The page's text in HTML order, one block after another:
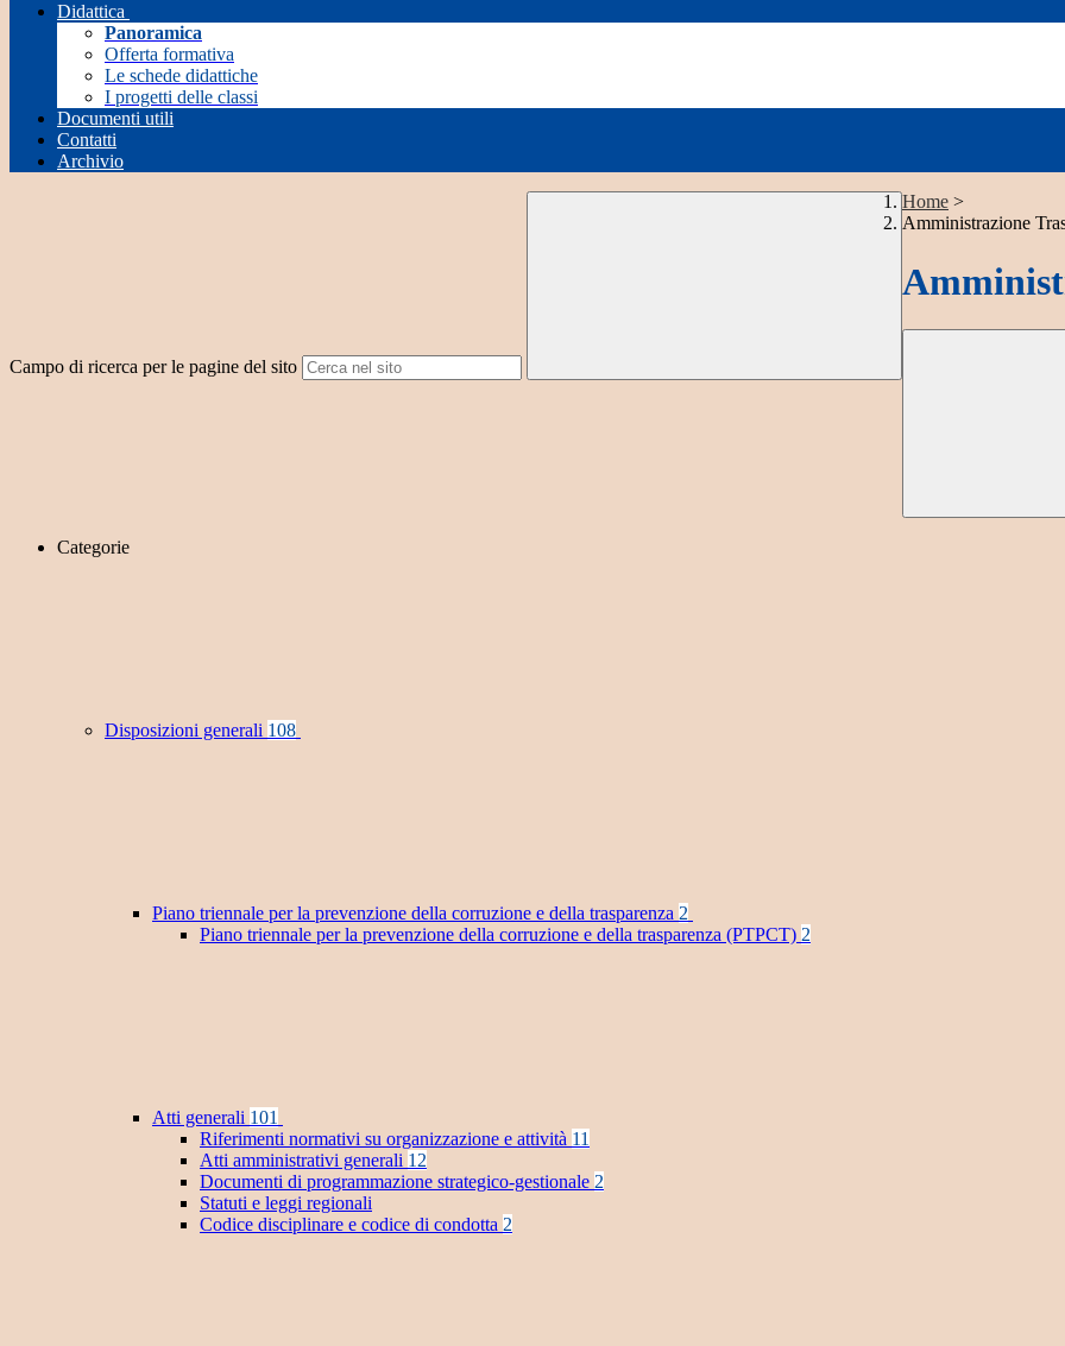
Didattica
Panoramica
Offerta formativa
Le schede didattiche
I progetti delle classi
Documenti utili
Contatti
Archivio
Campo di ricerca per le pagine del sito
Home >
Amministrazione
Categorie
Disposizioni generali 108
Piano triennale per la prevenzione della corruzione e della trasparenza 2
Piano triennale per la prevenzione della corruzione e della trasparenza (PTPCT) 2
Atti generali 101
Riferimenti normativi su organizzazione e attività 11
Atti amministrativi generali 12
Documenti di programmazione strategico-gestionale 2
Statuti e leggi regionali
Codice disciplinare e codice di condotta 2